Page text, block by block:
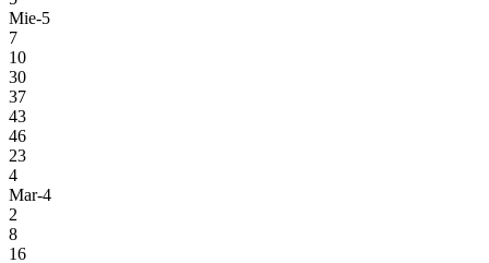
Mie-5
7
10
30
37
43
46
23
4
Mar-4
2
8
16